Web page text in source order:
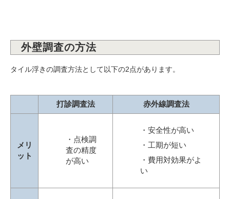
外壁調査の方法
タイル浮きの調査方法として以下の2点があります。
打診調査法 赤外線調査法
メリ
ット
・点検調
査の精度
が高い
・安全性が高い
・工期が短い
・費用対効果がよ
い